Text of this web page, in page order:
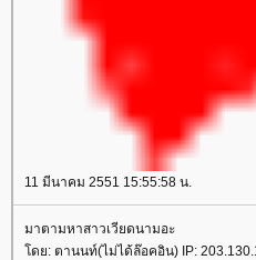
11 มีนาคม 2551 15:55:58 น.
มาตามหาสาวเวียดนามอะ
ดย: ตานนท์(ไม่ได้ล๊อคอิน) IP: